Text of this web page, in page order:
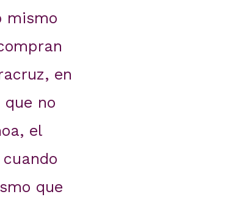
mismo
en
no
el
que